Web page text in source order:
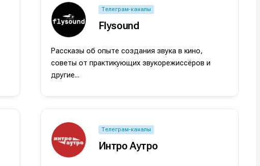
Телеграм-каналы
Flysound
Рассказы об опыте создания звука в кино,
советы от практикующих звукорежиссёров и
другие...
Телеграм-каналы
Интро Аутро